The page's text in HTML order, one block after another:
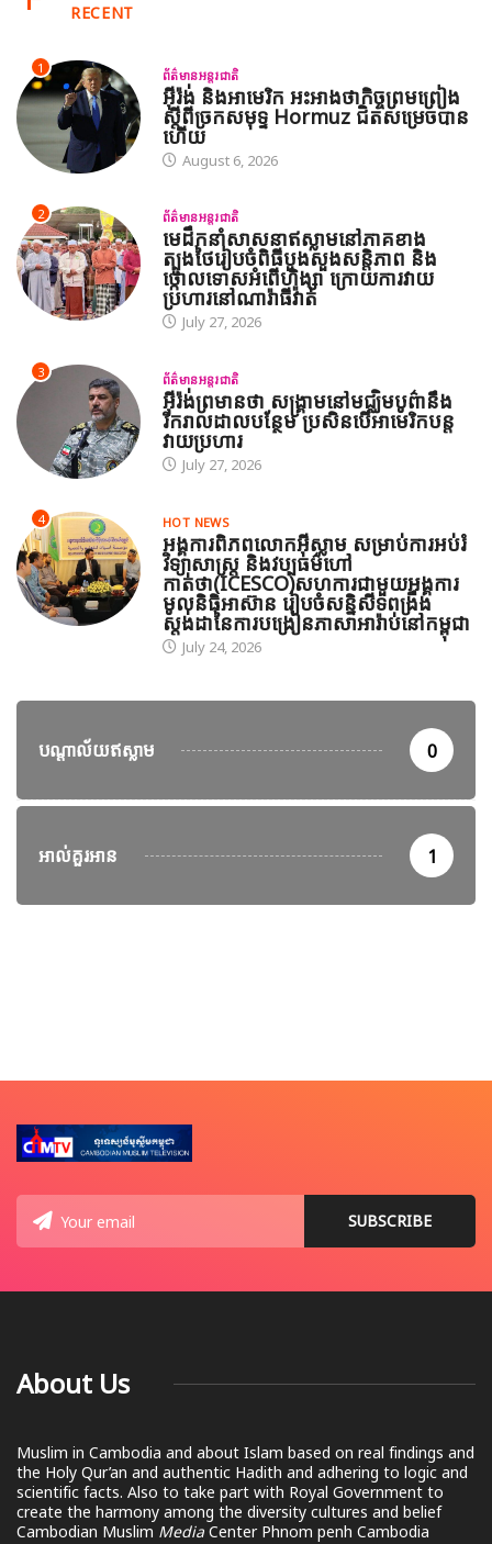
RECENT
1 ព័ត៌មានអន្តរជាតិ
អ៊ីរ៉ង់ និងអាមេរិក អះអាងថាកិច្ចព្រមព្រៀង
ស្តីពីច្រកសមុទ្ទ Hormuz ជិតសម្រេចបាន
ហើយ
August 6, 2026
2 ព័ត៌មានអន្តរជាតិ
មេដឹកនាំសាសនាឥស្លាមនៅភាគខាង
ត្បូងថៃរៀបចំពិធីបួងសួងសន្តិភាព និង
ថ្កោលទោសអំពើហិង្សា ក្រោយការវាយ
ប្រហារនៅណារ៉ាធីវ៉ាត់
July 27, 2026
3 ព័ត៌មានអន្តរជាតិ
អ៊ីរ៉ង់ព្រមានថា សង្គ្រាមនៅមជ្ឈិមបូព៌ានឹង
រីករាលដាលបន្ថែម ប្រសិនបើអាមេរិកបន្ត
វាយប្រហារ
July 27, 2026
4 HOT NEWS
អង្គការពិភពលោកអ៊ីស្លាម សម្រាប់ការអប់រំ
វិទ្យាសាស្ត្រ និងវប្បធម៌ហៅ
កាត់ថា(ICESCO)សហការជាមួយអង្គការ
មូលនិធិអាស៊ាន រៀបចំសន្និសីទពង្រឹង
ស្តង់ដានៃការបង្រៀនភាសាអារ៉ាប់នៅកម្ពុជា
July 24, 2026
បណ្តាល័យឥស្លាម 0
អាល់គួរអាន 1
About Us
Muslim in Cambodia and about Islam based on real findings and
the Holy Qur’an and authentic Hadith and adhering to logic and
scientific facts. Also to take part with Royal Government to
create the harmony among the diversity cultures and belief
Cambodian Muslim Media Center Phnom penh Cambodia